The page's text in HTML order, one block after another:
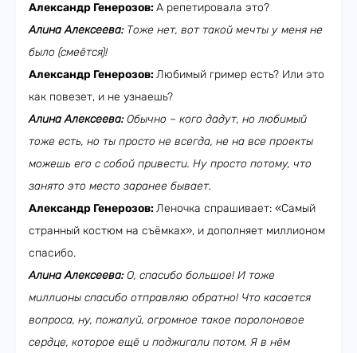
Александр Генерозов:А репетировала это?
Алина Алексеева: Тоже нет, вот такой мечты у меня не
было (смеётся)!
Александр Генерозов:Любимый гример есть? Или это
как повезет, и не узнаешь?
Алина Алексеева:Обычно – кого дадут, но любимый
тоже есть, но ты просто не всегда, не на все проекты
можешь его с собой привести. Ну просто потому, что
занято это место заранее бывает.
Александр Генерозов:Леночка спрашивает: «Самый
странный костюм на съёмках», и дополняет миллионом
спасибо.
Алина Алексеева:О, спасибо большое! И тоже
миллионы спасибо отправляю обратно! Что касается
вопроса, ну, пожалуй, огромное такое поролоновое
сердце, которое ещё и поджигали потом. Я в нём